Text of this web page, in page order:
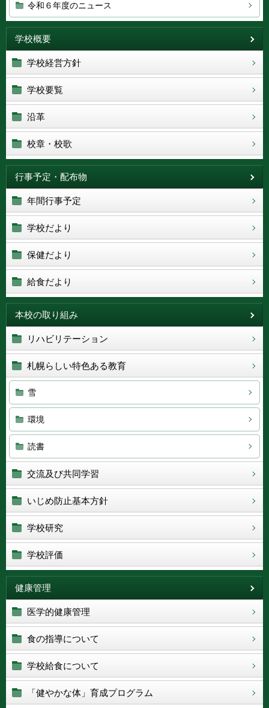
令和６年度のニュース
学校概要
学校経営方針
学校要覧
沿革
校章・校歌
行事予定・配布物
年間行事予定
学校だより
保健だより
給食だより
本校の取り組み
リハビリテーション
札幌らしい特色ある教育
雪
環境
読書
交流及び共同学習
いじめ防止基本方針
学校研究
学校評価
健康管理
医学的健康管理
食の指導について
学校給食について
「健やかな体」育成プログラム